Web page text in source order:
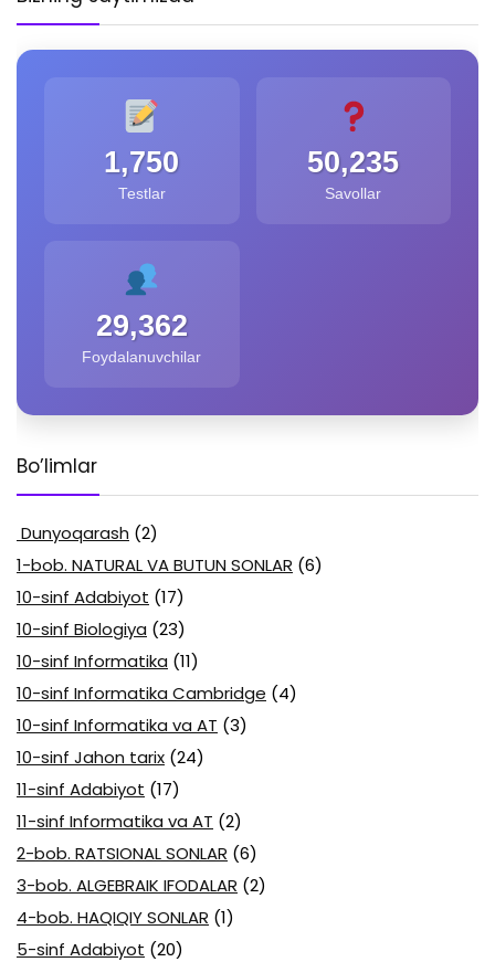
1,750
Testlar
50,235
Savollar
29,362
Foydalanuvchilar
Bo’limlar
Dunyoqarash (2)
1-bob. NATURAL VA BUTUN SONLAR (6)
10-sinf Adabiyot (17)
10-sinf Biologiya (23)
10-sinf Informatika (11)
10-sinf Informatika Cambridge (4)
10-sinf Informatika va AT (3)
10-sinf Jahon tarix (24)
11-sinf Adabiyot (17)
11-sinf Informatika va AT (2)
2-bob. RATSIONAL SONLAR (6)
3-bob. ALGEBRAIK IFODALAR (2)
4-bob. HAQIQIY SONLAR (1)
5-sinf Adabiyot (20)